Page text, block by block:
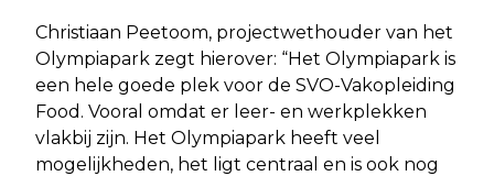
Christiaan Peetoom, projectwethouder van het
Olympiapark zegt hierover: “Het Olympiapark is
een hele goede plek voor de SVO-Vakopleiding
Food. Vooral omdat er leer- en werkplekken
vlakbij zijn. Het Olympiapark heeft veel
mogelijkheden, het ligt centraal en is ook nog